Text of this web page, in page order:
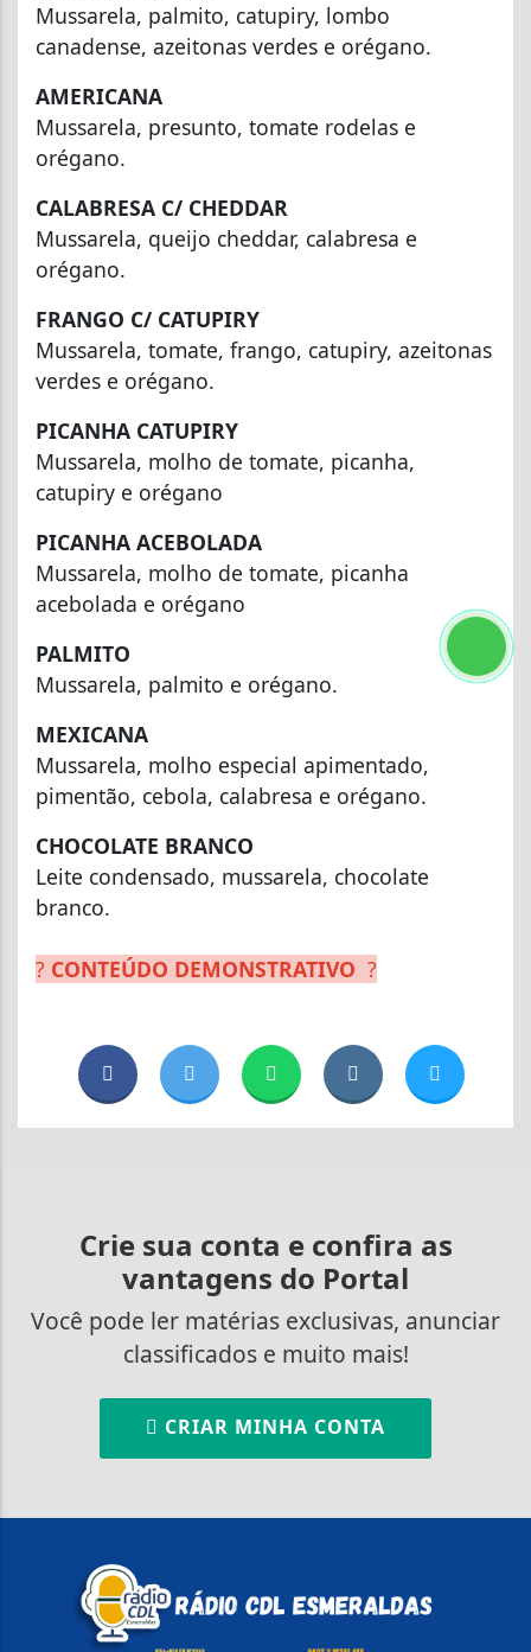
Mussarela, palmito, catupiry, lombo
canadense, azeitonas verdes e orégano.
AMERICANA
Mussarela, presunto, tomate rodelas e
orégano.
CALABRESA C/ CHEDDAR
Mussarela, queijo cheddar, calabresa e
orégano.
FRANGO C/ CATUPIRY
Mussarela, tomate, frango, catupiry, azeitonas
verdes e orégano.
PICANHA CATUPIRY
Mussarela, molho de tomate, picanha,
catupiry e orégano
PICANHA ACEBOLADA
Mussarela, molho de tomate, picanha
acebolada e orégano
PALMITO
Mussarela, palmito e orégano.
MEXICANA
Mussarela, molho especial apimentado,
pimentão, cebola, calabresa e orégano.
CHOCOLATE BRANCO
Leite condensado, mussarela, chocolate
branco.
? CONTEÚDO DEMONSTRATIVO ?
Crie sua conta e confira as
vantagens do Portal
Você pode ler matérias exclusivas, anunciar
classificados e muito mais!
CRIAR MINHA CONTA